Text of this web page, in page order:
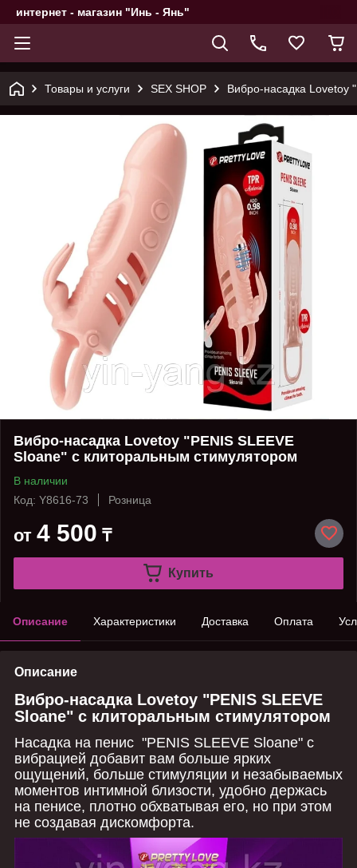
интернет - магазин "Инь - Янь"
Товары и услуги SEX SHOP Вибро-насадка Lovetoy
Вибро-насадка Lovetoy "PENIS SLEEVE
Sloane" с клиторальным стимулятором
В наличии
Код: Y8616-73
Розница
от 4 500 ₸
Купить
Описание Характеристики Доставка Оплата
Описание
Вибро-насадка Lovetoy "PENIS SLEEVE
Sloane" с клиторальным стимулятором
Насадка на пенис "PENIS SLEEVE Sloane" с
вибрацией добавит вам больше ярких
ощущений, больше стимуляции и незабываемых
моментов интимной близости, удобно держась
на пенисе, плотно обхватывая его, но при этом
не создавая дискомфорта.